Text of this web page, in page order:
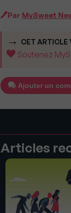
Par MySweet
CET ARTICLE
Soutenez
Ajouter un
Articles